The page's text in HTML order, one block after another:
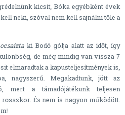
kicsit, Bóka egyébként évek
neki, szóval nem kell sajnálni tőle a
ki Bodó gólja alatt az időt, így
de még mindig van vissza 7
elmaradtak a kapusteljesítmények is,
nagyszerű. Megakadtunk, jött az
mert a támadójátékunk teljesen
És nem is nagyon működött.